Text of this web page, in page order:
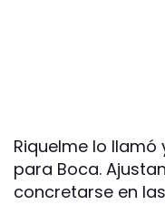
Riquelme lo
para Boca.
concretarse en